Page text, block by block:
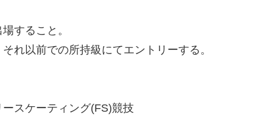
すること。
れ以前での所持級にてエントリーする。
スケーティング(FS)競技